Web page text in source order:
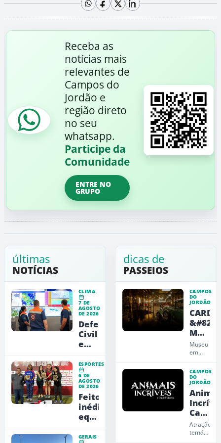
Receba as
notícias mais
relevantes de
Campos do
Jordão e
região direto
no seu
whatsapp.
Participe da
Comunidade
ENTRE NO
GRUPO
últimas
NOTÍCIAS
CLIMA
7 DE
AGOSTO
DE 2026
Defesa
Civil
emite
vermelho
para
a
RMVale
ESPORTES
6 DE
AGOSTO
DE 2026
Feito
inédito:
equipe
jordanense
GERAIS
dicas de
PASSEIOS
CAMPOS
DO
JORDÃO
CARDE
Museu
de
Arte,
e
Museu
em
do
Jordão
que
une
carros,
arte,
design
e
educação
CAMPOS
DO
JORDÃO
do
Jordão
Atração
temática